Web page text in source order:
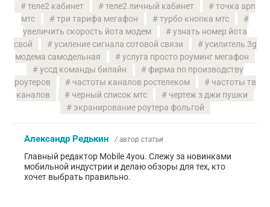
теле2 кабинет
теле2 личный кабинет
точка apn
мтс
три тарифа мегафон
турбо кнопка мтс
увеличить скорость йота модем
узнать номер йота
свой
усиление сигнала сотовой связи
усилитель 3g
модема самодельная
услуга просто роуминг мегафон
уссд команды билайн
фирма по производству
роутеров
частоты каналов ростелеком
частоты тв
каналов
черный список мтс
чертеж з джи пушки
экранирование роутера фольгой
Александр Редькин / автор статьи
Главный редактор Mobile 4you. Слежу за новинками
мобильной индустрии и делаю обзоры для тех, кто
хочет выбрать правильно.